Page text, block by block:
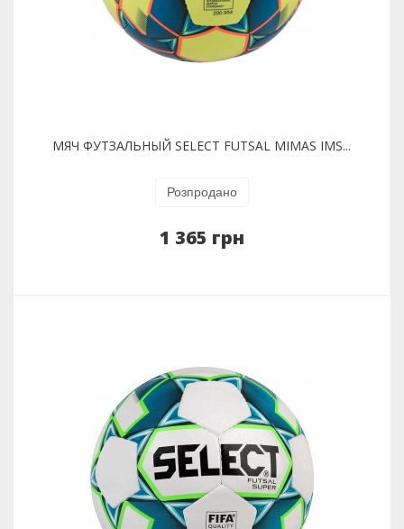
МЯЧ ФУТЗАЛЬНЫЙ SELECT FUTSAL MIMAS IMS...
Розпродано
1 365 грн